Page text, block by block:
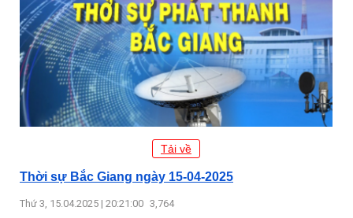
Tải về
Thời sự Bắc Giang ngày 15-04-2025
Thứ 3, 15.04.2025 | 20:21:00 3,764